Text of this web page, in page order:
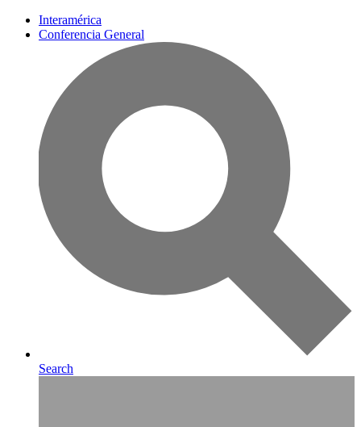
Interamérica
Conferencia General
Search